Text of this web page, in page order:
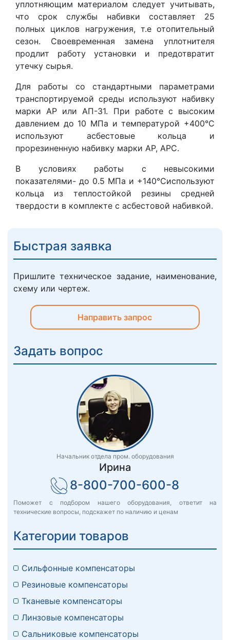
уплотняющим материалом следует учитывать,
что срок службы набивки составляет 25
полных циклов нагружения, т.е отопительный
сезон. Своевременная замена уплотнителя
продлит работу установки и предотвратит
утечку сырья.
Для работы со стандартными параметрами
транспортируемой среды используют набивку
марки АР или АП-31. При работе с высоким
давлением до 10 МПа и температурой +400°С
используют асбестовые кольца и
прорезиненную набивку марки АР, АРС.
В условиях работы с невысокими
показателями- до 0.5 МПа и +140°Сиспользуют
кольца из теплостойкой резины средней
твердости в комплекте с асбестовой набивкой.
Быстрая заявка
Пришлите техническое задание, наименование,
схему или чертеж.
Направить запрос
Задать вопрос
Начальник отдела пром. оборудования
Ирина
8-800-700-600-8
Поможет с подбором нашего оборудования, ответит на
технические вопросы, подскажет по наличию и ценам
Категории товаров
Сильфонные компенсаторы
Резиновые компенсаторы
Тканевые компенсаторы
Линзовые компенсаторы
Сальниковые компенсаторы